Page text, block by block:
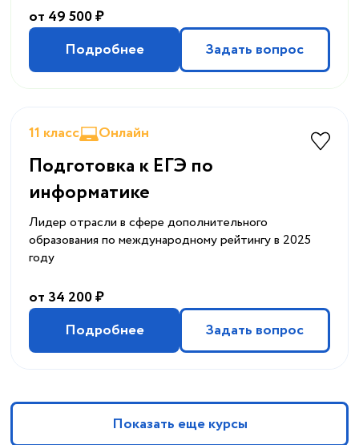
от 49 500 ₽
Подробнее
Задать вопрос
11 класс Онлайн
Подготовка к ЕГЭ по
информатике
Лидер отрасли в сфере дополнительного
образования по международному рейтингу в 2025
году
от 34 200 ₽
Подробнее
Задать вопрос
Показать еще курсы